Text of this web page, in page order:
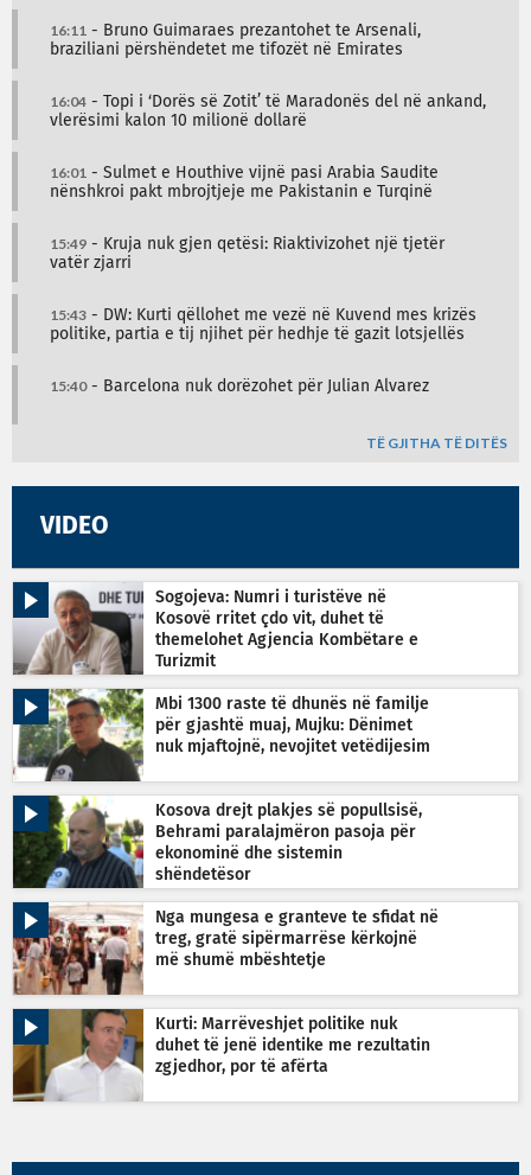
16:11 - Bruno Guimaraes prezantohet te Arsenali,
braziliani përshëndetet me tifozët në Emirates
16:04 - Topi i ‘Dorës së Zotit’ të Maradonës del në ankand,
vlerësimi kalon 10 milionë dollarë
16:01 - Sulmet e Houthive vijnë pasi Arabia Saudite
nënshkroi pakt mbrojtjeje me Pakistanin e Turqinë
15:49 - Kruja nuk gjen qetësi: Riaktivizohet një tjetër
vatër zjarri
15:43 - DW: Kurti qëllohet me vezë në Kuvend mes krizës
politike, partia e tij njihet për hedhje të gazit lotsjellës
15:40- Barcelona nuk dorëzohet për Julian Alvarez
TË GJITHA TË DITËS
VIDEO
Sogojeva: Numri i turistëve në
Kosovë rritet çdo vit, duhet të
themelohet Agjencia Kombëtare e
Turizmit
Mbi 1300 raste të dhunës në familje
për gjashtë muaj, Mujku: Dënimet
nuk mjaftojnë, nevojitet vetëdijesim
Kosova drejt plakjes së popullsisë,
Behrami paralajmëron pasoja për
ekonominë dhe sistemin
shëndetësor
Nga mungesa e granteve te sfidat në
treg, gratë sipërmarrëse kërkojnë
më shumë mbështetje
Kurti: Marrëveshjet politike nuk
duhet të jenë identike me rezultatin
zgjedhor, por të afërta